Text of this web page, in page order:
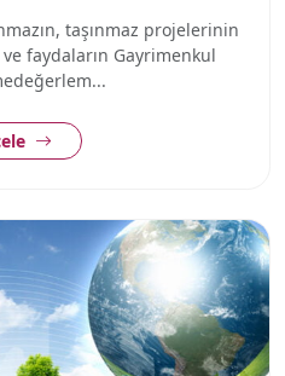
taşınmaz projelerinin
faydaların Gayrimenkul